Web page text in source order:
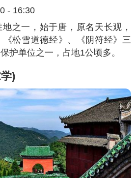
- 16:30
之一，始于唐，原名天长观，
松雪道德经》、《阴符经》三
护单位之一，占地1公顷多。
)